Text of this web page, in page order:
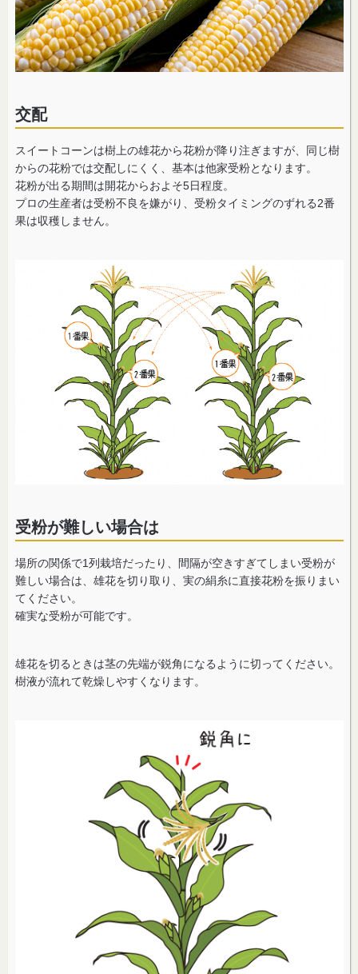
交配
スイートコーンは樹上の雄花から花粉が降り注ぎますが、同じ樹
からの花粉では交配しにくく、基本は他家受粉となります。
花粉が出る期間は開花からおよそ5日程度。
プロの生産者は受粉不良を嫌がり、受粉タイミングのずれる2番
果は収穫しません。
受粉が難しい場合は
場所の関係で1列栽培だったり、間隔が空きすぎてしまい受粉が
難しい場合は、雄花を切り取り、実の絹糸に直接花粉を振りまい
てください。
確実な受粉が可能です。
雄花を切るときは茎の先端が鋭角になるように切ってください。
樹液が流れて乾燥しやすくなります。